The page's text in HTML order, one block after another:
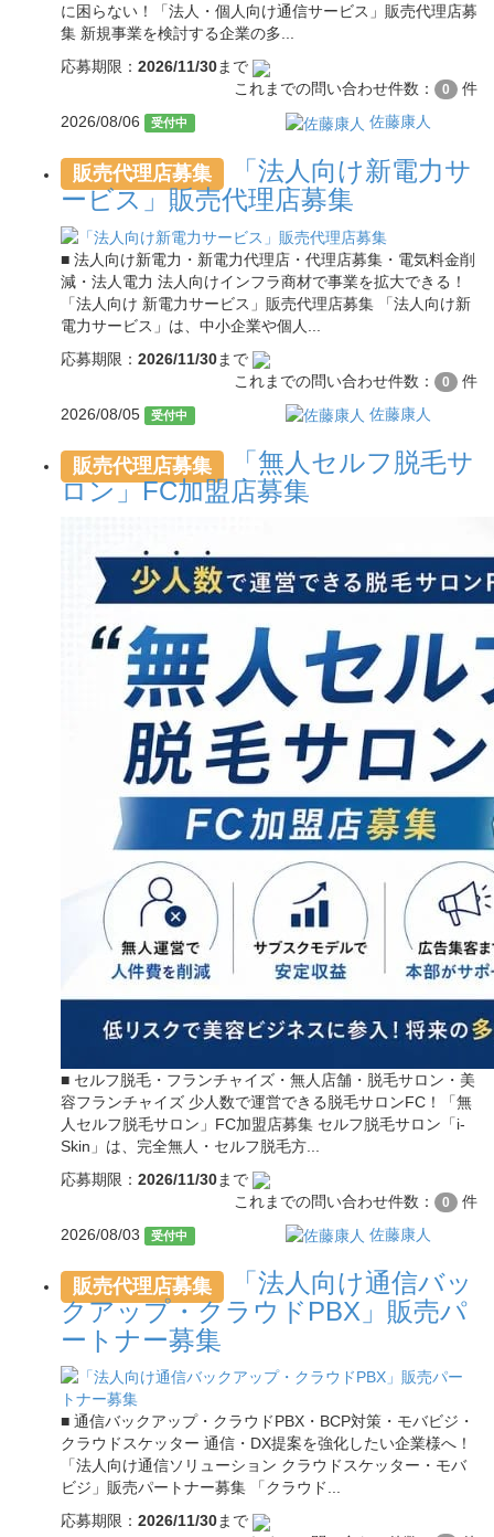
に困らない！「法人・個人向け通信サービス」販売代理店募
集 新規事業を検討する企業の多...
応募期限： 2026/11/30まで
これまでの問い合わせ件数：
0
件
2026/08/06
受付中 佐藤康人
販売代理店募集
「法人向け新電力サ
ービス」販売代理店募集
■ 法人向け新電力・新電力代理店・代理店募集・電気料金削
減・法人電力 法人向けインフラ商材で事業を拡大できる！
「法人向け 新電力サービス」販売代理店募集 「法人向け新
電力サービス」は、中小企業や個人...
応募期限： 2026/11/30まで
これまでの問い合わせ件数：
0
件
2026/08/05
受付中 佐藤康人
販売代理店募集
「無人セルフ脱毛サ
ロン」FC加盟店募集
■ セルフ脱毛・フランチャイズ・無人店舗・脱毛サロン・美
容フランチャイズ 少人数で運営できる脱毛サロンFC！「無
人セルフ脱毛サロン」FC加盟店募集 セルフ脱毛サロン「i-
Skin」は、完全無人・セルフ脱毛方...
応募期限： 2026/11/30まで
これまでの問い合わせ件数：
0
件
2026/08/03
受付中 佐藤康人
販売代理店募集
「法人向け通信バッ
クアップ・クラウドPBX」販売パ
ートナー募集
■ 通信バックアップ・クラウドPBX・BCP対策・モバビジ・
クラウドスケッター 通信・DX提案を強化したい企業様へ！
「法人向け通信ソリューション クラウドスケッター・モバ
ビジ」販売パートナー募集 「クラウド...
応募期限： 2026/11/30まで